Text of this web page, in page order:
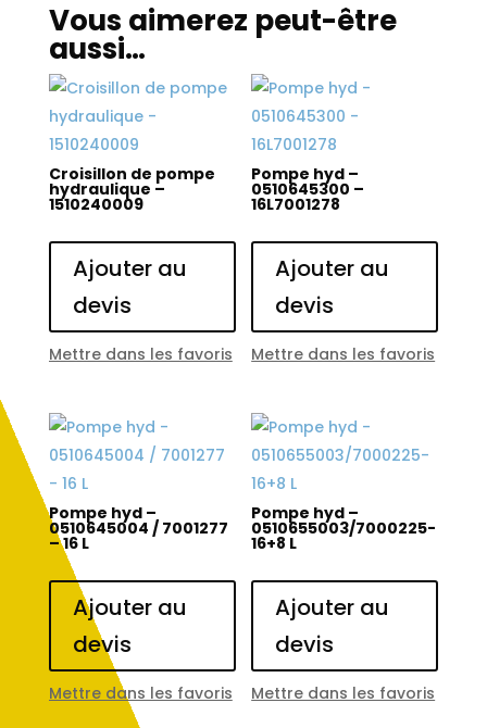
Vous aimerez peut-être
aussi…
Croisillon de pompe
hydraulique –
1510240009
Ajouter au
devis
Mettre dans les favoris
Pompe hyd –
0510645300 –
16L7001278
Ajouter au
devis
Mettre dans les favoris
Pompe hyd –
0510645004 / 7001277
– 16 L
Ajouter au
devis
Mettre dans les favoris
Pompe hyd –
0510655003/7000225-
16+8 L
Ajouter au
devis
Mettre dans les favoris